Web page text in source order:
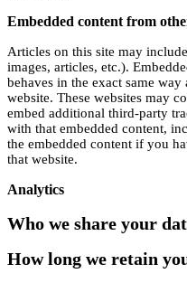
Embedded content from
Articles on this site may
images, articles, etc.).
behaves in the exact same
website. These websites may
embed additional third-party
with that embedded content,
the embedded content if you
that website.
Analytics
Who we share your
How long we retain